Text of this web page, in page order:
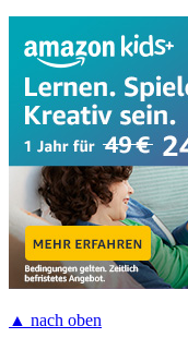
▲ nach oben